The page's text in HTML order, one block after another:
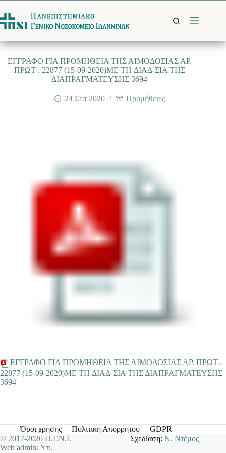
στο
περιεχόμενο
EΓΓΡΑΦΟ ΓΙΑ ΠΡΟΜΗΘΕΙΑ ΤΗΣ ΑΙΜΟΔΟΣΙΑΣ ΑΡ.
ΠΡΩΤ . 22877 (15-09-2020)ME TH ΔΙΑΔ-ΣΙΑ ΤΗΣ
ΔΙΑΠΡΑΓΜΑΤΕΥΣΗΣ 3694
24 Σεπ 2020 Προμήθειες
EΓΓΡΑΦΟ ΓΙΑ ΠΡΟΜΗΘΕΙΑ ΤΗΣ ΑΙΜΟΔΟΣΙΑΣ ΑΡ. ΠΡΩΤ .
22877 (15-09-2020)ME TH ΔΙΑΔ-ΣΙΑ ΤΗΣ ΔΙΑΠΡΑΓΜΑΤΕΥΣΗΣ
3694
Όροι χρήσης Πολιτική Απορρήτου
GDPR
© 2017-2026 Π.Γ.Ν.Ι. |
Web admin: Υπ.
Σχεδίαση:Ν. Ντέμος